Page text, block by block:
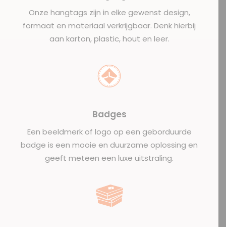
Onze hangtags zijn in elke gewenst design,
formaat en materiaal verkrijgbaar. Denk hierbij
aan karton, plastic, hout en leer.
Badges
Een beeldmerk of logo op een geborduurde
badge is een mooie en duurzame oplossing en
geeft meteen een luxe uitstraling.